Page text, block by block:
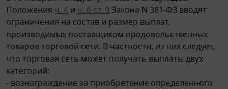
Положения ч. 4 и ч. 6 ст. 9 Закона N 381-ФЗ вводят
ограничения на состав и размер выплат,
производимых поставщиком продовольственных
товаров торговой сети. В частности, из них следует,
что торговая сеть может получать выплаты двух
категорий:
- вознаграждение за приобретение определенного